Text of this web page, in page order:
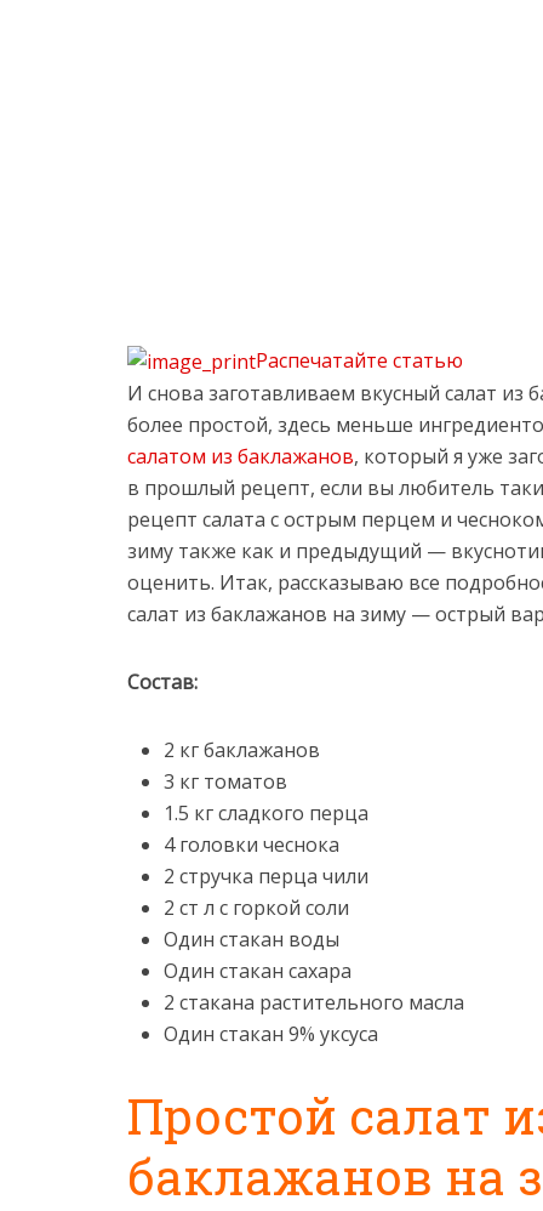
Распечатайте статью
И снова заготавливаем вкусный салат из
более простой, здесь меньше
салатом из баклажанов, который я уже
в прошлый рецепт, если вы любитель
рецепт салата с острым перцем и
зиму также как и предыдущий —
оценить. Итак, рассказываю все
салат из баклажанов на зиму — острый
Состав:
2 кг баклажанов
3 кг томатов
1.5 кг сладкого перца
4 головки чеснока
2 стручка перца чили
2 ст л с горкой соли
Один стакан воды
Один стакан сахара
2 стакана растительного масла
Один стакан 9% уксуса
Простой салат
баклажанов на